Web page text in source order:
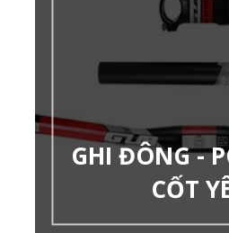
GHI ĐÔNG -
CỐT